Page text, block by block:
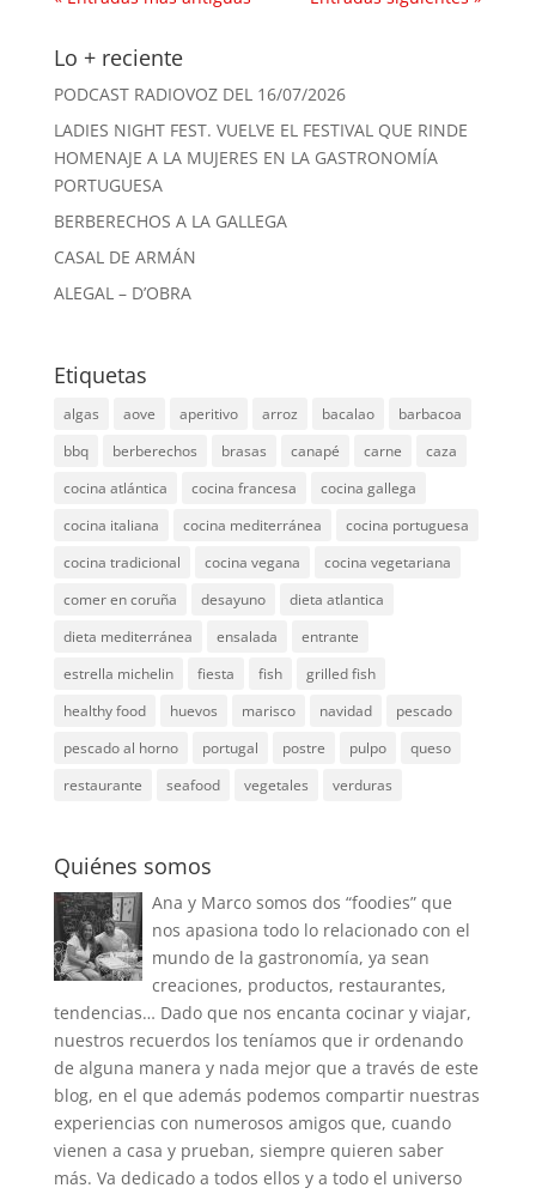
Lo + reciente
PODCAST RADIOVOZ DEL 16/07/2026
LADIES NIGHT FEST. VUELVE EL FESTIVAL QUE RINDE
HOMENAJE A LA MUJERES EN LA GASTRONOMÍA
PORTUGUESA
BERBERECHOS A LA GALLEGA
CASAL DE ARMÁN
ALEGAL – D’OBRA
Etiquetas
algas aove aperitivo arroz bacalao
barbacoa
bbq
berberechos brasas canapé carne
caza
cocina atlántica
cocina francesa
cocina gallega
cocina italiana
cocina mediterránea
cocina portuguesa
cocina tradicional
cocina vegana
cocina vegetariana
comer en coruña
desayuno
dieta atlantica
dieta mediterránea
ensalada
entrante
estrella michelin
fiesta fish
grilled fish
healthy food
huevos marisco navidad
pescado
pescado al horno
portugal postre pulpo
queso
restaurante
seafood vegetales verduras
Quiénes somos
Ana y Marco somos dos “foodies” que
nos apasiona todo lo relacionado con el
mundo de la gastronomía, ya sean
creaciones, productos, restaurantes,
tendencias… Dado que nos encanta cocinar y viajar,
nuestros recuerdos los teníamos que ir ordenando
de alguna manera y nada mejor que a través de este
blog, en el que además podemos compartir nuestras
experiencias con numerosos amigos que, cuando
vienen a casa y prueban, siempre quieren saber
más. Va dedicado a todos ellos y a todo el universo